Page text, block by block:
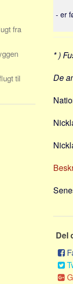
- er
* )
De
Del
fra
til